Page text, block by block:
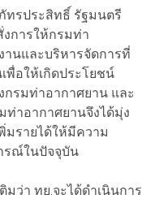
ทรประสิทธิ์ รัฐมนตรี
การให้กรมท่า
านและบริหารจัดการที่
อให้เกิดประโยชน์
กรมท่าอากาศยาน และ
าอากาศยานจึงได้มุ่ง
มรายได้ให้มีความ
รณ์ในปัจจุบัน
ว่า ทย.จะได้ดำเนินการ